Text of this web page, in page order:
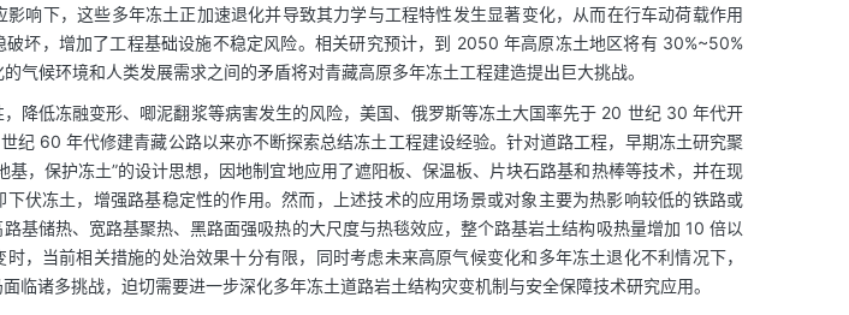
影响下，这些多年冻土正加速退化并导致其力学与工程特性发生显著变化，从而在行车动荷载作用
坏，增加了工程基础设施不稳定风险。相关研究预计，到 2050 年高原冻土地区将有 30%~50%
气候环境和人类发展需求之间的矛盾将对青藏高原多年冻土工程建造提出巨大挑战。
降低冻融变形、唧泥翻浆等病害发生的风险，美国、俄罗斯等冻土大国率先于 20 世纪 30 年代开
纪 60 年代修建青藏公路以来亦不断探索总结冻土工程建设经验。针对道路工程，早期冻土研究聚
基，保护冻土”的设计思想，因地制宜地应用了遮阳板、保温板、片块石路基和热棒等技术，并在现
伏冻土，增强路基稳定性的作用。然而，上述技术的应用场景或对象主要为热影响较低的铁路或
基储热、宽路基聚热、黑路面强吸热的大尺度与热毯效应，整个路基岩土结构吸热量增加 10 倍以
，当前相关措施的处治效果十分有限，同时考虑未来高原气候变化和多年冻土退化不利情况下，
临诸多挑战，迫切需要进一步深化多年冻土道路岩土结构灾变机制与安全保障技术研究应用。